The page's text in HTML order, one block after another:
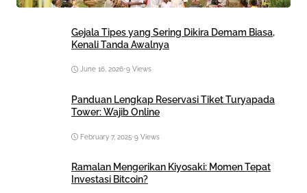
Gejala Tipes yang Sering Dikira Demam Biasa,
Kenali Tanda Awalnya
June 16, 2026•9 Views
Panduan Lengkap Reservasi Tiket Turyapada
Tower: Wajib Online
February 7, 2025•9 Views
Ramalan Mengerikan Kiyosaki: Momen Tepat
Investasi Bitcoin?